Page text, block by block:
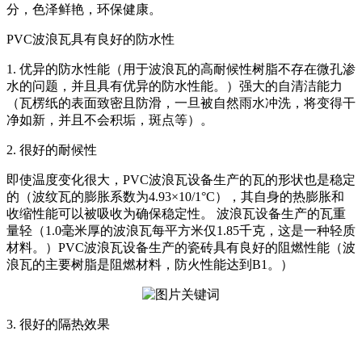
分，色泽鲜艳，环保健康。
PVC波浪瓦具有良好的防水性
1. 优异的防水性能（用于波浪瓦的高耐候性树脂不存在微孔渗
水的问题，并且具有优异的防水性能。）强大的自清洁能力
（瓦楞纸的表面致密且防滑，一旦被自然雨水冲洗，将变得干
净如新，并且不会积垢，斑点等）。
2. 很好的耐候性
即使温度变化很大，PVC波浪瓦设备生产的瓦的形状也是稳定
的（波纹瓦的膨胀系数为4.93×10/1°C），其自身的热膨胀和
收缩性能可以被吸收为确保稳定性。 波浪瓦设备生产的瓦重
量轻（1.0毫米厚的波浪瓦每平方米仅1.85千克，这是一种轻质
材料。）PVC波浪瓦设备生产的瓷砖具有良好的阻燃性能（波
浪瓦的主要树脂是阻燃材料，防火性能达到B1。）
3. 很好的隔热效果